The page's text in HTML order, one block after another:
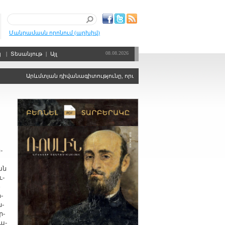
Մանրամասն որոնում (արխիվ)
| Տեսանյութ | Այլ 08.08.2026
Արևմտյան դիվանագիտությունը, որպես քաղաքական ճգնաժամերի